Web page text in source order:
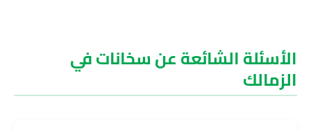
الأسئلة الشائعة عن سخانات في
الزمالك